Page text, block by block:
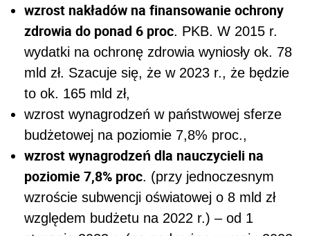
wzrost nakładów na finansowanie ochrony
zdrowia do ponad 6 proc. PKB. W 2015 r.
wydatki na ochronę zdrowia wyniosły ok. 78
mld zł. Szacuje się, że w 2023 r., że będzie
to ok. 165 mld zł,
wzrost wynagrodzeń w państwowej sferze
budżetowej na poziomie 7,8% proc.,
wzrost wynagrodzeń dla nauczycieli na
poziomie 7,8% proc. (przy jednoczesnym
wzroście subwencji oświatowej o 8 mld zł
względem budżetu na 2022 r.) – od 1